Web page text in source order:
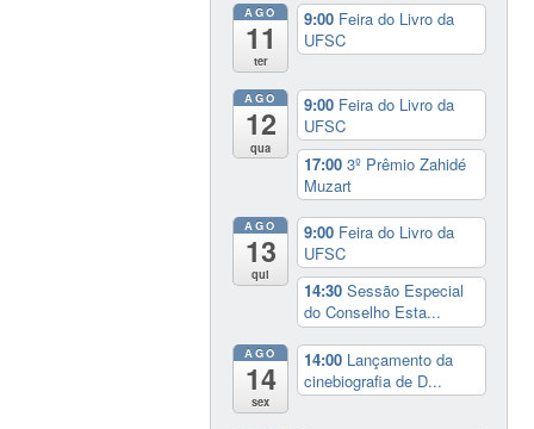
AGO
11
ter
9:00 Feira do Livro da
UFSC
AGO
12
qua
9:00 Feira do Livro da
UFSC
17:003º Prêmio Zahidé
Muzart
AGO
13
qui
9:00 Feira do Livro da
UFSC
14:30Sessão Especial
do Conselho Esta...
AGO
14
sex
14:00 Lançamento da
cinebiografia de D...